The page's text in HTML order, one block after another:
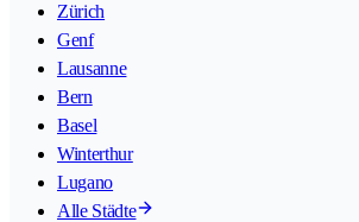
Zürich
Genf
Lausanne
Bern
Basel
Winterthur
Lugano
Alle Städte